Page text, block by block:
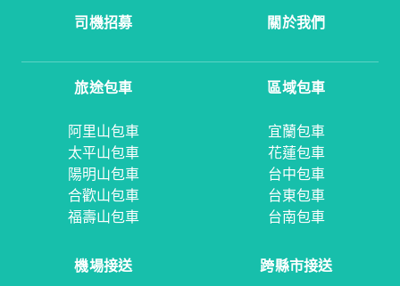
司機招募
關於我們
旅途包車
阿里山包車
太平山包車
陽明山包車
合歡山包車
福壽山包車
區域包車
宜蘭包車
花蓮包車
台中包車
台東包車
台南包車
機場接送 跨縣市接送